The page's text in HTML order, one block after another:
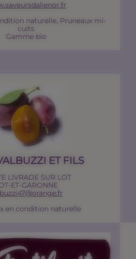
naturelle, Pruneaux mi-
cuits
Gamme bio
ET FILS
LIVRADE SUR LOT
ET-GARONNE
en condition naturelle